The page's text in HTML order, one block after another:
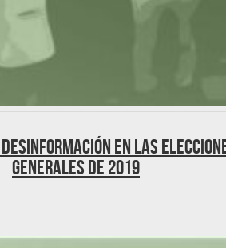
desinformación en las
Generales de 2019